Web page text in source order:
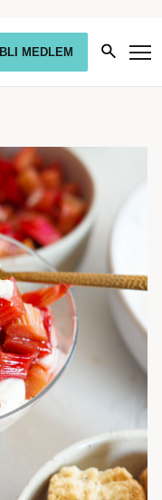
BLI MEDLEM